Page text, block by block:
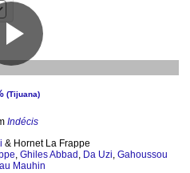
(Tijuana)
Indécis
& Hornet La Frappe
, Ghiles Abbad , Da Uzi, Gahoussou
Mauhin